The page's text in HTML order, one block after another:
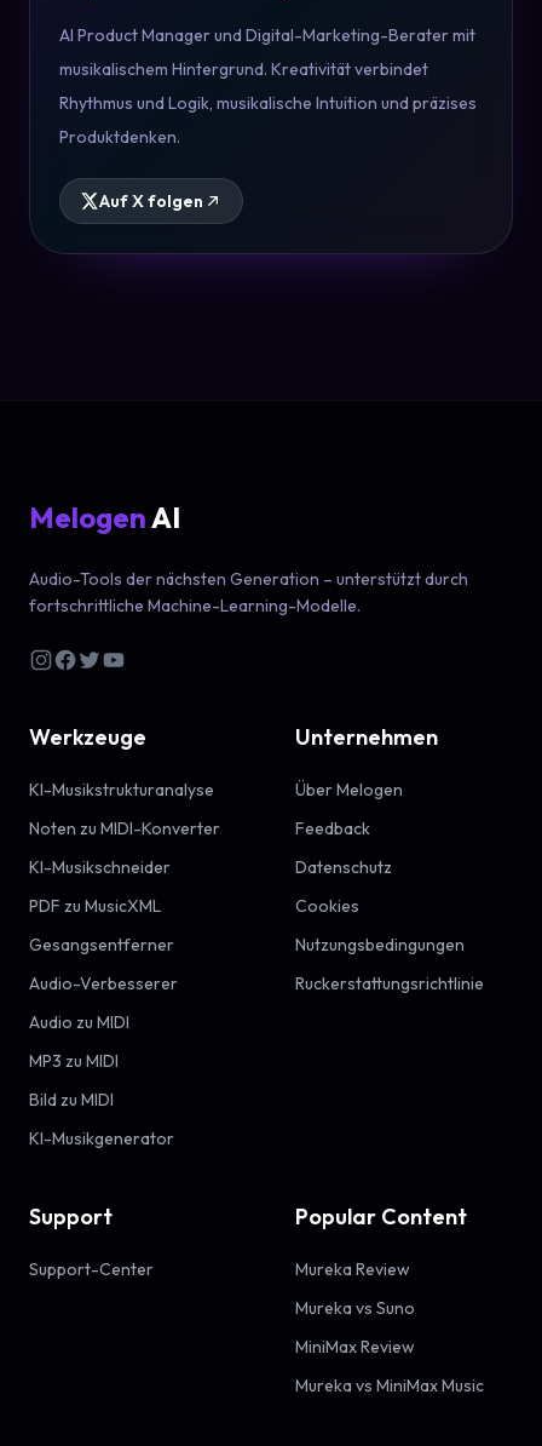
AI Product Manager und Digital-Marketing-Berater mit
musikalischem Hintergrund. Kreativität verbindet
Rhythmus und Logik, musikalische Intuition und präzises
Produktdenken.
Auf X folgen
MelogenAI
Audio-Tools der nächsten Generation – unterstützt durch
fortschrittliche Machine-Learning-Modelle.
Werkzeuge
KI-Musikstrukturanalyse
Noten zu MIDI-Konverter
KI-Musikschneider
PDF zu MusicXML
Gesangsentferner
Audio-Verbesserer
Audio zu MIDI
MP3 zu MIDI
Bild zu MIDI
KI-Musikgenerator
Unternehmen
Über Melogen
Feedback
Datenschutz
Cookies
Nutzungsbedingungen
Ruckerstattungsrichtlinie
Support
Support-Center
Popular Content
Mureka Review
Mureka vs Suno
MiniMax Review
Mureka vs MiniMax Music